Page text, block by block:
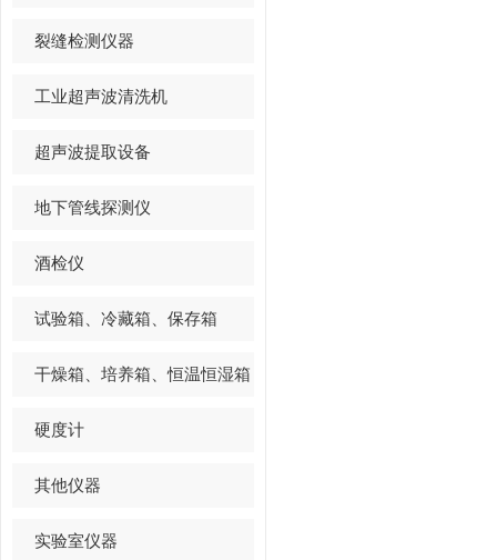
裂缝检测仪器
工业超声波清洗机
超声波提取设备
地下管线探测仪
酒检仪
试验箱、冷藏箱、保存箱
干燥箱、培养箱、恒温恒湿箱
硬度计
其他仪器
实验室仪器